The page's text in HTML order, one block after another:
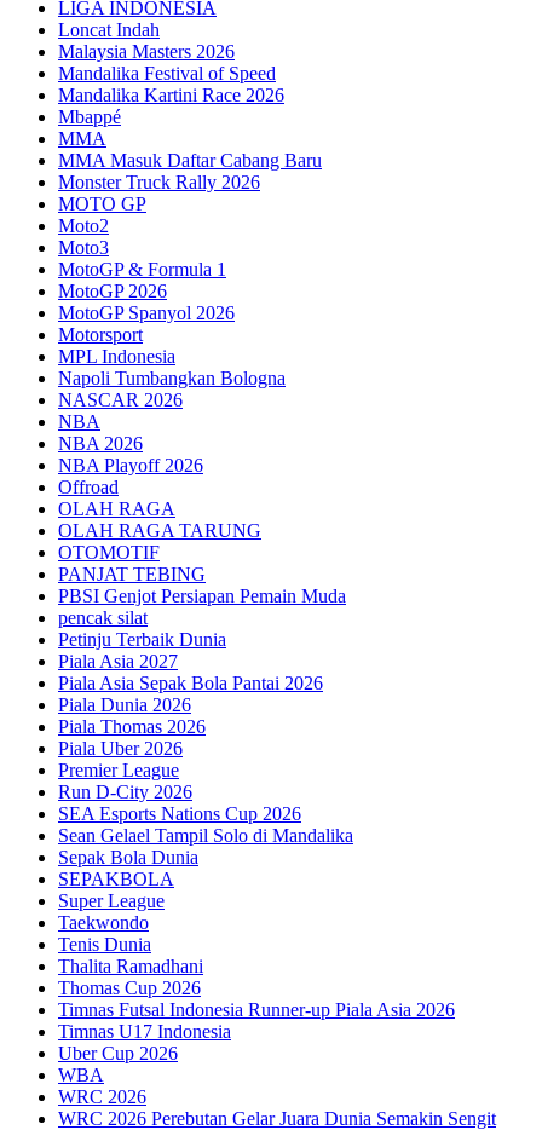
LIGA INDONESIA
Loncat Indah
Malaysia Masters 2026
Mandalika Festival of Speed
Mandalika Kartini Race 2026
Mbappé
MMA
MMA Masuk Daftar Cabang Baru
Monster Truck Rally 2026
MOTO GP
Moto2
Moto3
MotoGP & Formula 1
MotoGP 2026
MotoGP Spanyol 2026
Motorsport
MPL Indonesia
Napoli Tumbangkan Bologna
NASCAR 2026
NBA
NBA 2026
NBA Playoff 2026
Offroad
OLAH RAGA
OLAH RAGA TARUNG
OTOMOTIF
PANJAT TEBING
PBSI Genjot Persiapan Pemain Muda
pencak silat
Petinju Terbaik Dunia
Piala Asia 2027
Piala Asia Sepak Bola Pantai 2026
Piala Dunia 2026
Piala Thomas 2026
Piala Uber 2026
Premier League
Run D-City 2026
SEA Esports Nations Cup 2026
Sean Gelael Tampil Solo di Mandalika
Sepak Bola Dunia
SEPAKBOLA
Super League
Taekwondo
Tenis Dunia
Thalita Ramadhani
Thomas Cup 2026
Timnas Futsal Indonesia Runner-up Piala Asia 2026
Timnas U17 Indonesia
Uber Cup 2026
WBA
WRC 2026
WRC 2026 Perebutan Gelar Juara Dunia Semakin Sengit